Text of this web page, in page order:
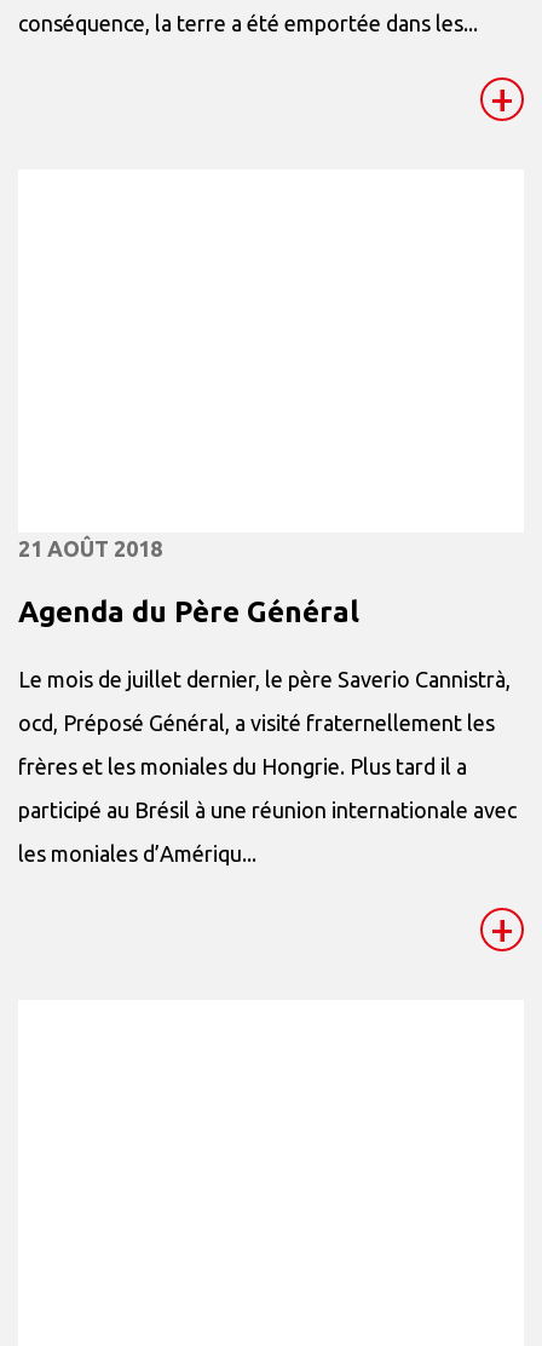
conséquence, la terre a été emportée dans les...
+
21 AOÛT 2018
Agenda du Père Général
Le mois de juillet dernier, le père Saverio Cannistrà,
ocd, Préposé Général, a visité fraternellement les
frères et les moniales du Hongrie. Plus tard il a
participé au Brésil à une réunion internationale avec
les moniales d’Amériqu...
+